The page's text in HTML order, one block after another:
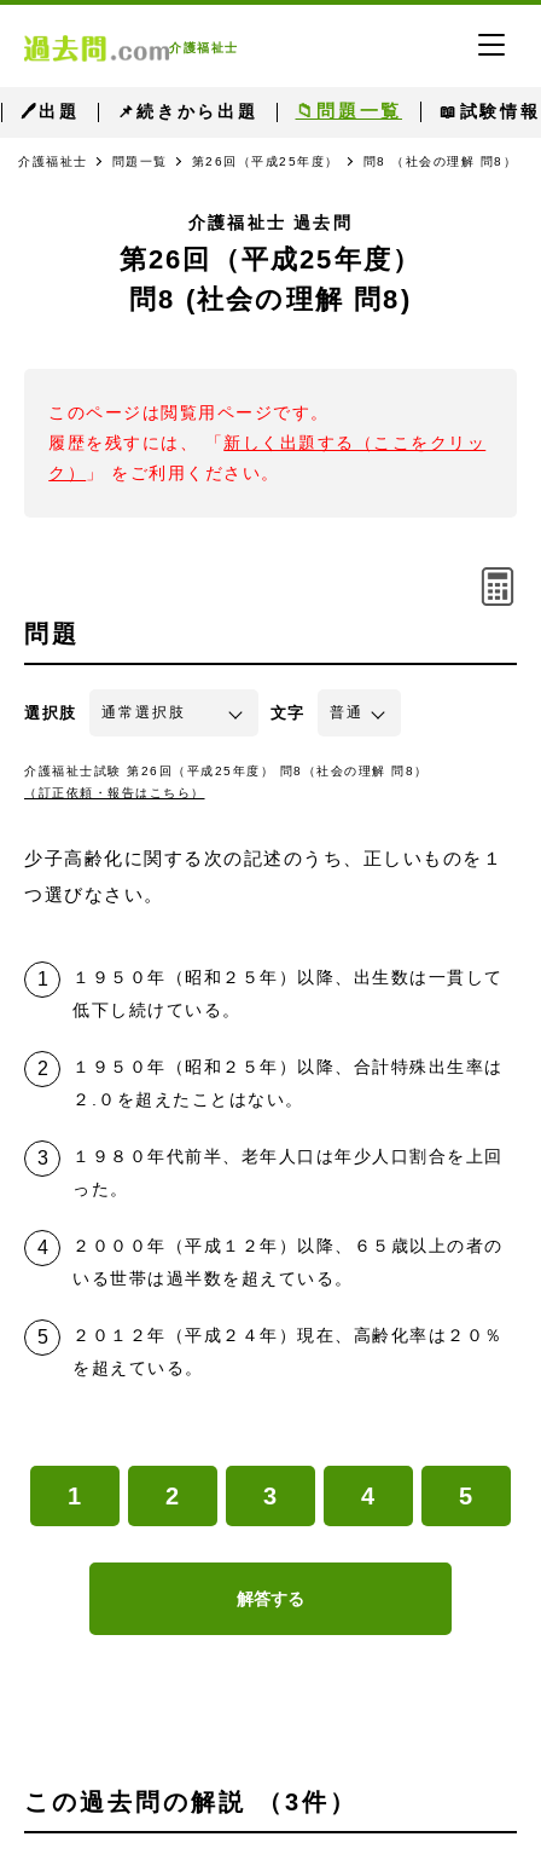
介護福祉士
🖊出題 📌続きから出題 📁問題一覧 📖試験情報
介護福祉士 問題一覧 第26回（平成25年度） 問8 （社会の理解 問8）
介護福祉士 過去問
第26回（平成25年度）
問8 (社会の理解 問8)
このページは閲覧用ページです。
履歴を残すには、 「 新しく出題する（ここをクリッ
ク）
」 をご利用ください。
問題
選択肢 文字
介護福祉士試験 第26回（平成25年度） 問8（社会の理解 問8）
（訂正依頼・報告はこちら）
少子高齢化に関する次の記述のうち、正しいものを１
つ選びなさい。
１９５０年（昭和２５年）以降、出生数は一貫して
低下し続けている。
１９５０年（昭和２５年）以降、合計特殊出生率は
２.０を超えたことはない。
１９８０年代前半、老年人口は年少人口割合を上回
った。
２０００年（平成１２年）以降、６５歳以上の者の
いる世帯は過半数を超えている。
２０１２年（平成２４年）現在、高齢化率は２０％
を超えている。
1 2 3 4 5
解答する
この過去問の解説 （3件）